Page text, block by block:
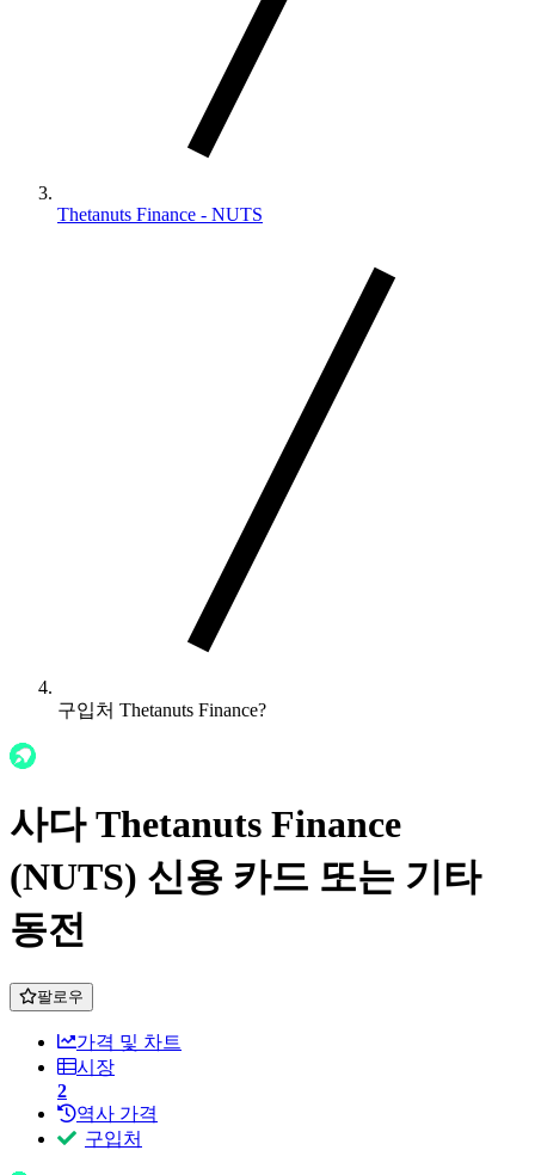
Thetanuts Finance - NUTS
구입처 Thetanuts Finance?
사다 Thetanuts Finance
(NUTS) 신용 카드 또는 기타
동전
팔로우
가격 및 차트
시장
2
역사 가격
구입처